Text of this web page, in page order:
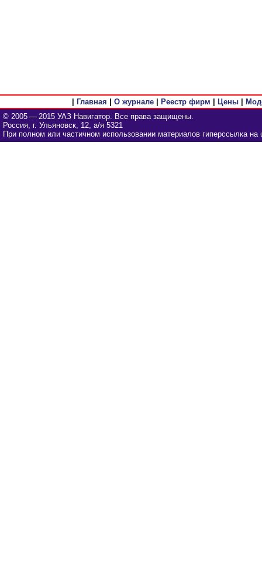
Главная О журнале| Реестр фирм Цены|
© 2005 — 2015 УАЗ Навигатор. Все права защищены.
Россия, г. Ульяновск, 12, а/я 5321
При полном или частичном использовании материалов гиперссылка на